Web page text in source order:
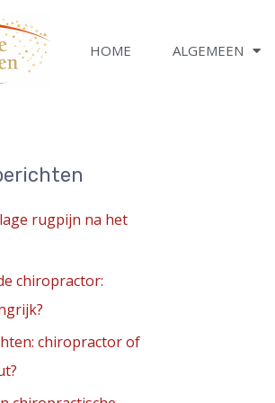
HOME ALGEMEEN
rugpijn na het
chiropractor:
chiropractor of